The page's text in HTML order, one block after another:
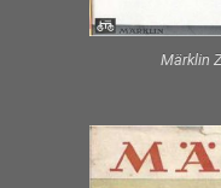
Märklin